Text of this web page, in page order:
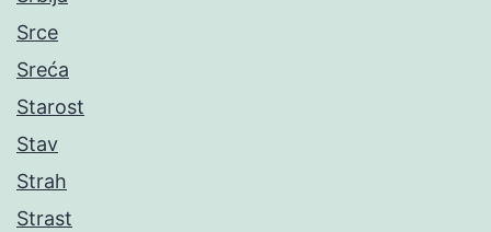
Srce
Sreća
Starost
Stav
Strah
Strast